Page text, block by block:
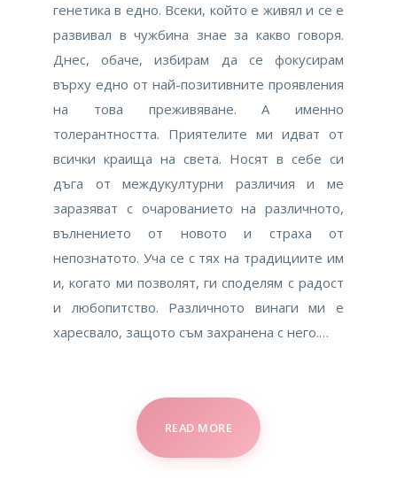
генетика в едно. Всеки, който е живял и се е
развивал в чужбина знае за какво говоря.
Днес, обаче, избирам да се фокусирам
върху едно от най-позитивните проявления
на това преживяване. А именно
толерантността. Приятелите ми идват от
всички краища на света. Носят в себе си
дъга от междукултурни различия и ме
заразяват с очарованието на различното,
вълнението от новото и страха от
непознатото. Уча се с тях на традициите им
и, когато ми позволят, ги споделям с радост
и любопитство. Различното винаги ми е
харесвало, защото съм захранена с него.…
READ MORE